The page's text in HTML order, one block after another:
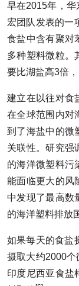
早在2015年，
宏团队发表的一
食盐中含有聚对
多种塑料微粒。
要比湖盐高3倍，
建立在以往对食
在全球范围内对
到了海盐中的微
关联性。研究强
的海洋微塑料污
能面临更大的风
中发现了最高数
的海洋塑料排放
如果每天的食盐
摄取大约2000个
印度尼西亚食盐